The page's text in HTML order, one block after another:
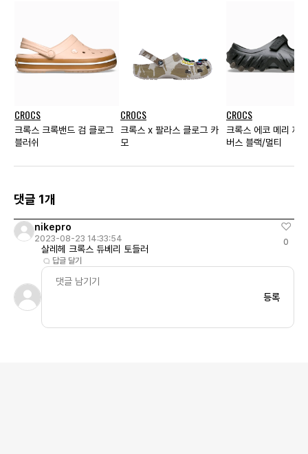
CROCS
크록스 크록밴드 검 클로그
블러쉬
CROCS
크록스 x 팔라스 클로그 카
모
CROCS
크록스 에코 메리 제
버스 블랙/멀티
댓글 1개
nikepro
2023-08-23 14:33:54
살레헤 크록스 듀베리 토들러
답글 달기
0
등록